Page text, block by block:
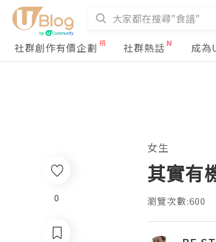
社群創作有價企劃
社群熱話 成
女生
其實有
瀏覽次數:600
0